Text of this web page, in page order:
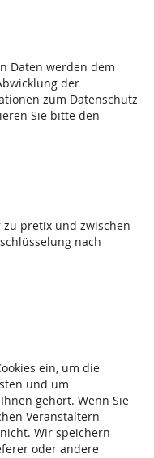
Daten werden dem
der
zum Datenschutz
Sie bitte den
zu pretix und zwischen
nach
ein, um die
und um
gehört. Wenn Sie
Veranstaltern
Wir speichern
oder andere